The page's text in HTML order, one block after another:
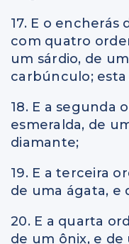
17. E o encherás
com quatro
um sárdio, de
carbúnculo;
18. E a segunda
esmeralda, de
diamante;
19. E a terceira
de uma ágata, e
20. E a quarta
de um ônix, e de